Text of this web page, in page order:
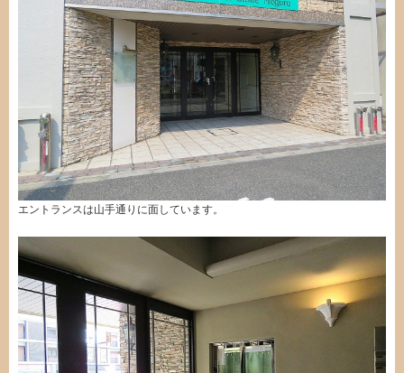
エントランスは山手通りに面しています。